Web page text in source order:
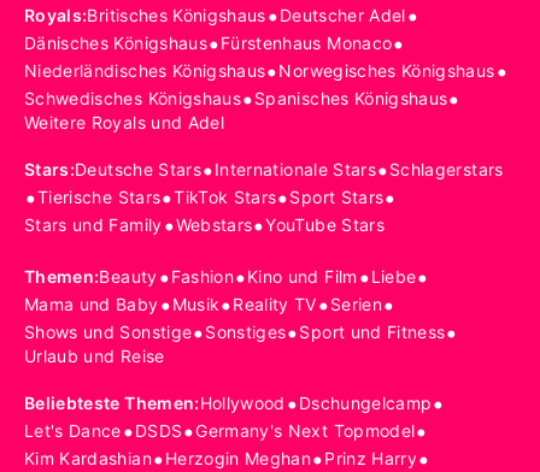
Royals:Britisches Königshaus•Deutscher Adel•
Dänisches Königshaus•Fürstenhaus Monaco•
Niederländisches Königshaus•Norwegisches Königshaus•
Schwedisches Königshaus•Spanisches Königshaus•
Weitere Royals und Adel
Stars:Deutsche Stars•Internationale Stars•Schlagerstars
•Tierische Stars•TikTok Stars•Sport Stars•
Stars und Family•Webstars•YouTube Stars
Themen:Beauty•Fashion•Kino und Film •Liebe•
Mama und Baby•Musik•Reality TV•Serien•
Shows und Sonstige•Sonstiges•Sport und Fitness•
Urlaub und Reise
Beliebteste Themen:Hollywood •Dschungelcamp•
Let's Dance•DSDS•Germany's Next Topmodel•
Kim Kardashian•Herzogin Meghan•Prinz Harry•